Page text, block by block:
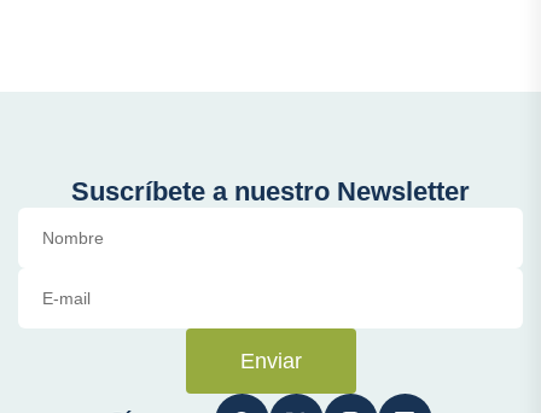
Suscríbete a nuestro Newsletter
Enviar